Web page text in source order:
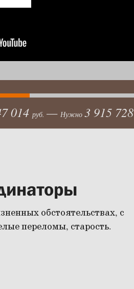
014 руб. — Нужно 3 915 728
обстоятельствах, с
переломы, старость.